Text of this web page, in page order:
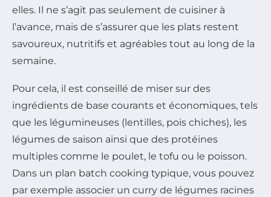
elles. Il ne s’agit pas seulement de cuisiner à
l’avance, mais de s’assurer que les plats restent
savoureux, nutritifs et agréables tout au long de la
semaine.
Pour cela, il est conseillé de miser sur des
ingrédients de base courants et économiques, tels
que les légumineuses (lentilles, pois chiches), les
légumes de saison ainsi que des protéines
multiples comme le poulet, le tofu ou le poisson.
Dans un plan batch cooking typique, vous pouvez
par exemple associer un curry de légumes racines